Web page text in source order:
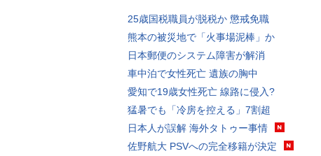
25歳国税職員が脱税か 懲戒免職
熊本の被災地で「火事場泥棒」か
日本郵便のシステム障害が解消
車中泊で女性死亡 遺族の胸中
愛知で19歳女性死亡 線路に侵入?
猛暑でも「冷房を控える」7割超
日本人が誤解 海外タトゥー事情
佐野航大 PSVへの完全移籍が決定